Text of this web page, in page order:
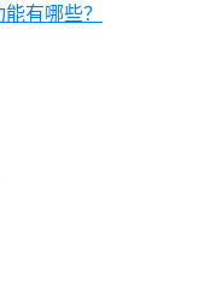
有哪些？